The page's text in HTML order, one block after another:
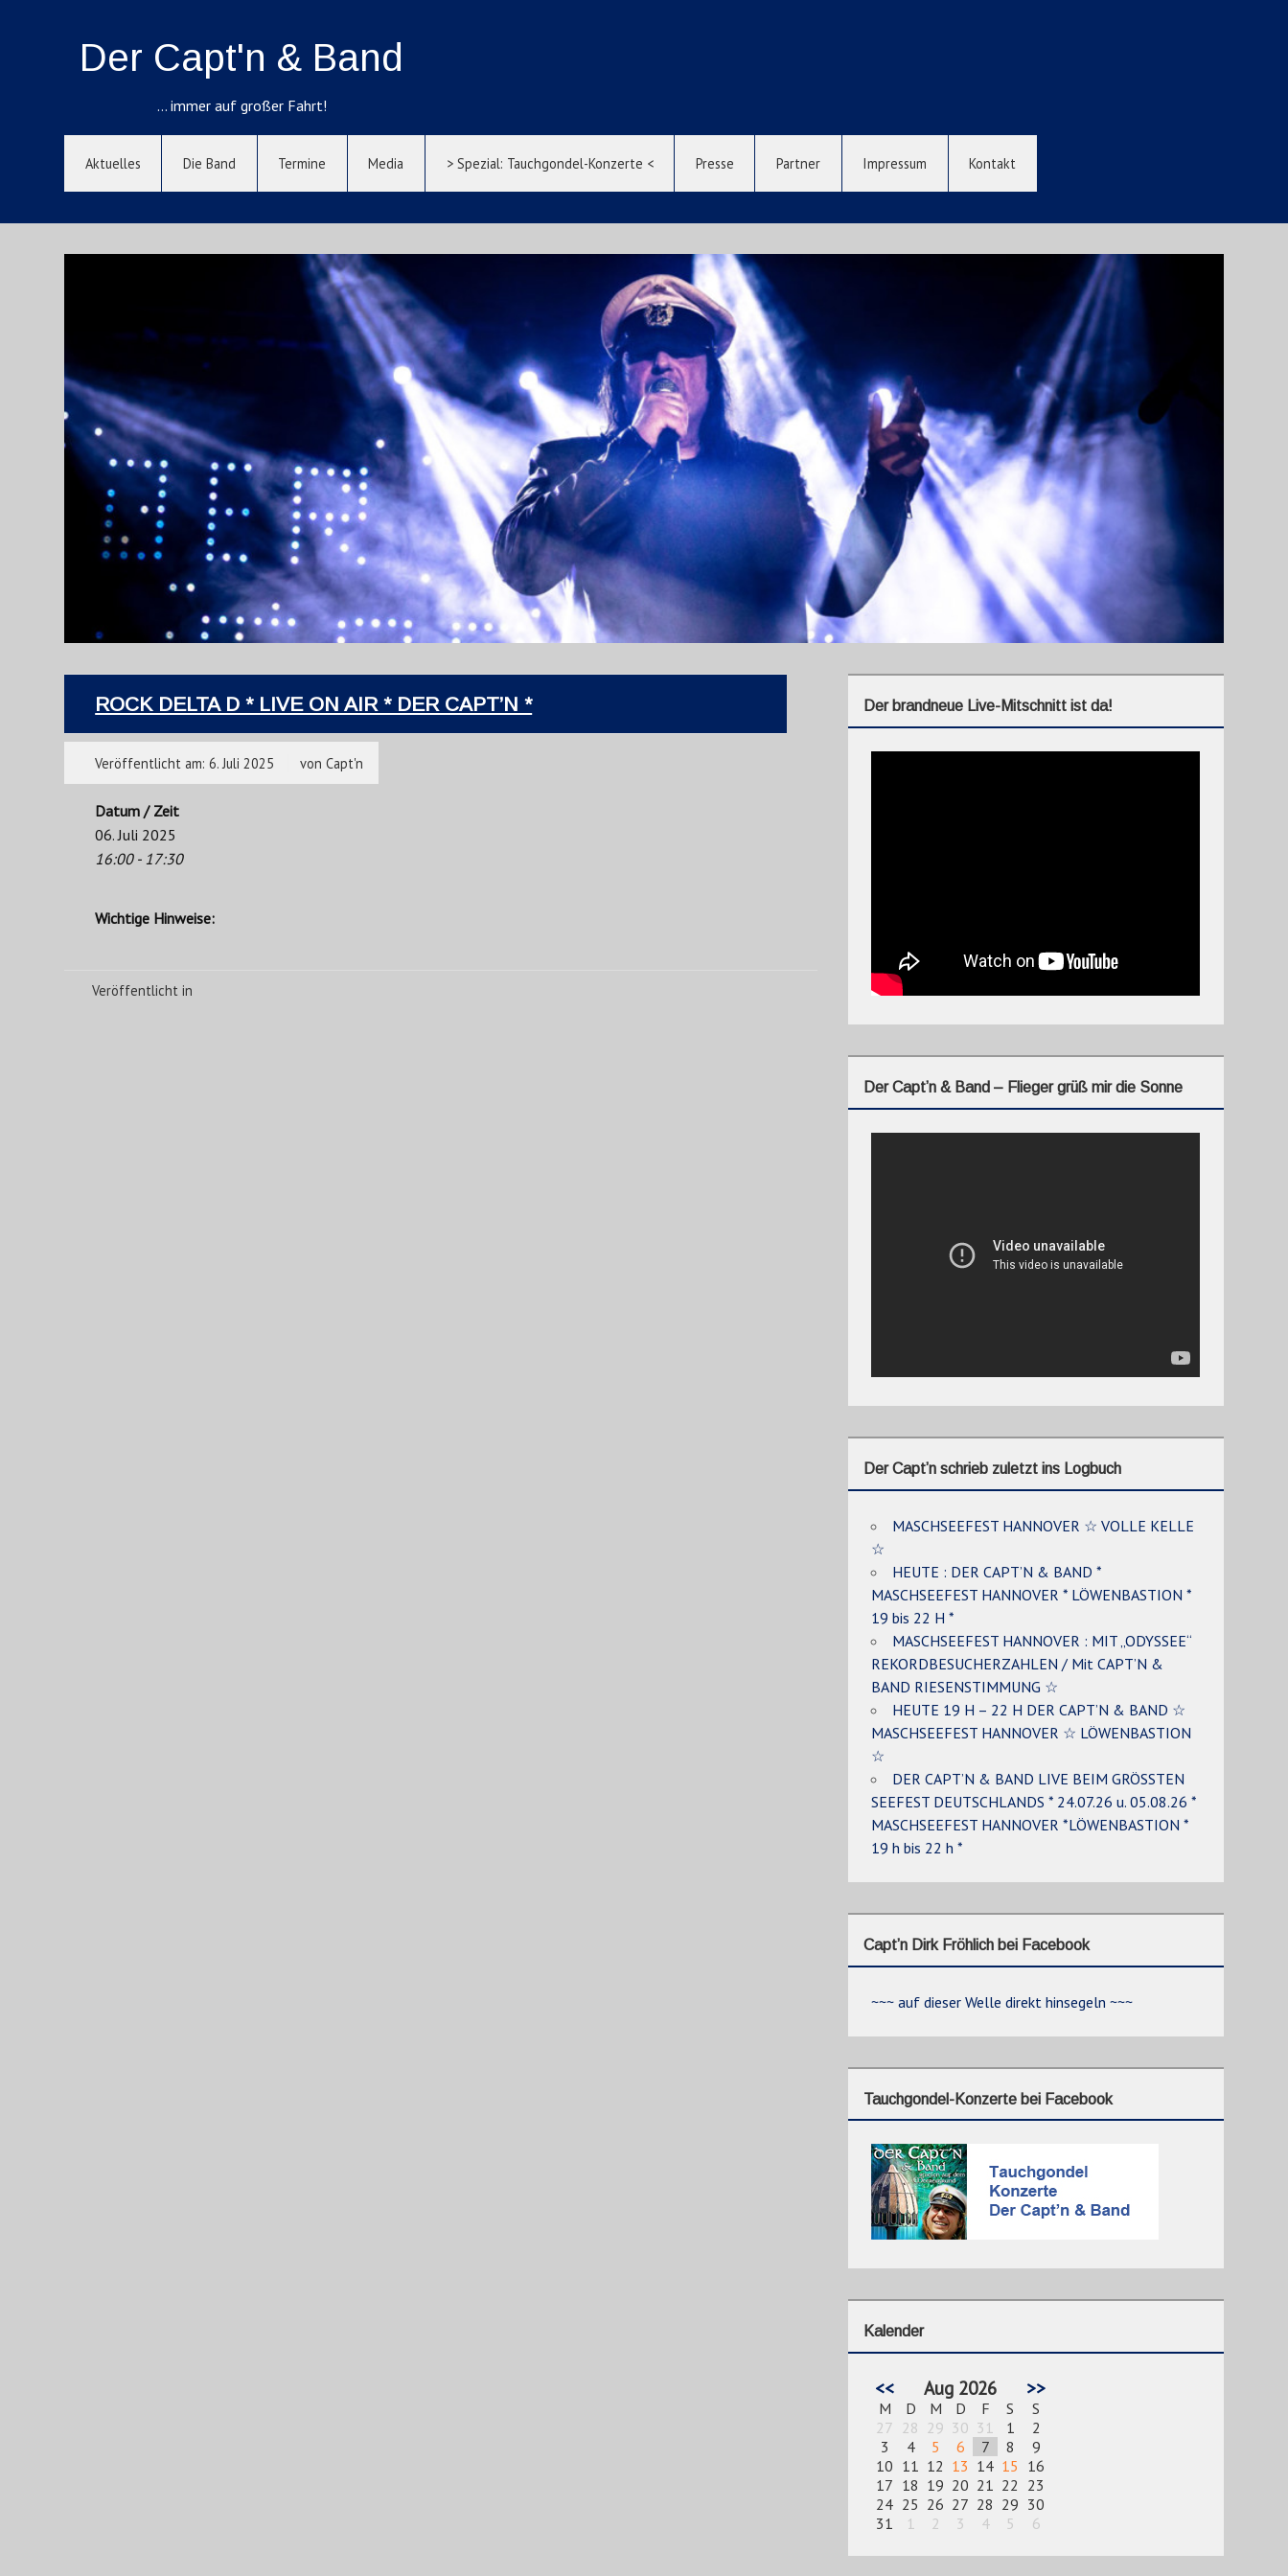
Der Capt'n & Band
… immer auf großer Fahrt!
Aktuelles Die Band Termine Media > Spezial: Tauchgondel-Konzerte < Presse Partner Impressum Kontakt
ROCK DELTA D * LIVE ON AIR * DER CAPT’N *
Veröffentlicht am:6. Juli 2025 von Capt'n
Datum / Zeit
06. Juli 2025
16:00 - 17:30
Wichtige Hinweise:
Veröffentlicht in
Der brandneue Live-Mitschnitt ist da!
Der Capt’n & Band – Flieger grüß mir die Sonne
Der Capt’n schrieb zuletzt ins Logbuch
MASCHSEEFEST HANNOVER ☆ VOLLE KELLE
☆
HEUTE : DER CAPT’N & BAND *
MASCHSEEFEST HANNOVER * LÖWENBASTION *
19 bis 22 H *
MASCHSEEFEST HANNOVER : MIT „ODYSSEE“
REKORDBESUCHERZAHLEN / Mit CAPT’N &
BAND RIESENSTIMMUNG ☆
HEUTE 19 H – 22 H DER CAPT’N & BAND ☆
MASCHSEEFEST HANNOVER ☆ LÖWENBASTION
☆
DER CAPT’N & BAND LIVE BEIM GRÖSSTEN
SEEFEST DEUTSCHLANDS * 24.07.26 u. 05.08.26 *
MASCHSEEFEST HANNOVER *LÖWENBASTION *
19 h bis 22 h *
Capt’n Dirk Fröhlich bei Facebook
~~~ auf dieser Welle direkt hinsegeln ~~~
Tauchgondel-Konzerte bei Facebook
Kalender
<< Aug 2026 >>
M D M D F S
S
27 28 29 30 31 1
2
3
4 5 6 7 8
9
10 11 12 13 14 15 16
17 18 19 20 21 22 23
24 25 26 27 28 29 30
31
1 2 3 4 5 6